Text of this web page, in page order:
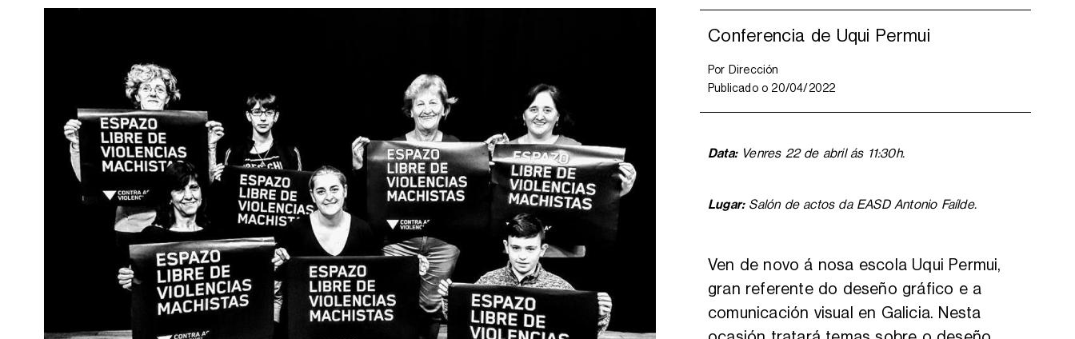
Conferencia de Uqui Permui
Por Dirección
Publicado o 20/04/2022
Data:Venres 22 de abril ás 11:30h.
Lugar:Salón de actos da EASD Antonio Faílde.
Ven de novo á nosa escola Uqui Permui,
gran referente do deseño gráfico e a
comunicación visual en Galicia. Nesta